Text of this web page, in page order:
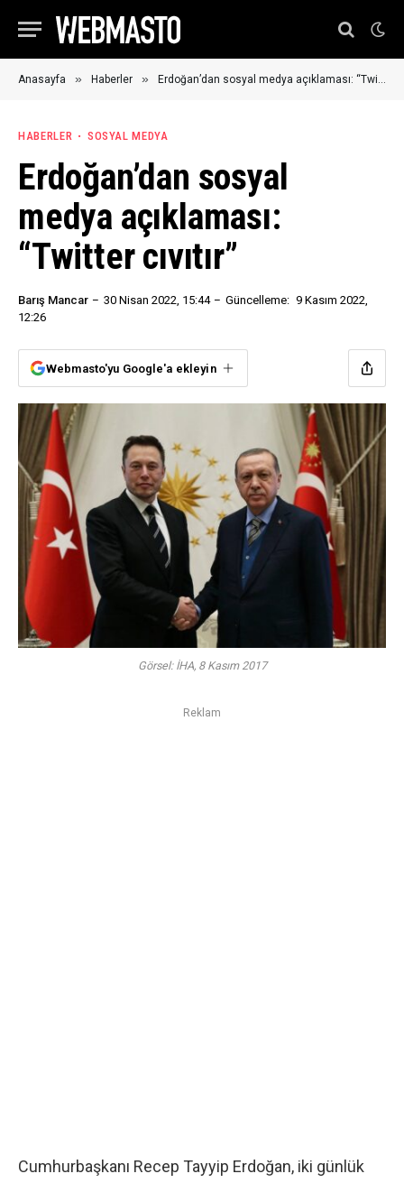
Anasayfa » Haberler » Erdoğan’dan sosyal medya açıklaması: “Twitter cıvıtır”
HABERLER SOSYAL MEDYA
Erdoğan’dan sosyal
medya açıklaması:
“Twitter cıvıtır”
Barış Mancar 30 Nisan 2022, 15:44 Güncelleme: 9 Kasım 2022,
12:26
Webmasto'yu Google'a ekleyin
Görsel: İHA, 8 Kasım 2017
Reklam
Cumhurbaşkanı Recep Tayyip Erdoğan, iki günlük